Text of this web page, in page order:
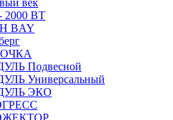
век
2000 ВТ
BAY
Подвесной
Универсальный
ЭКО